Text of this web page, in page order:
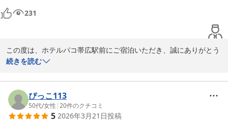
ける料理を提供して参ります。
次回も当ホテルのご利用をお待ちしております。
ホテルパコ帯広駅前（旧ホテルパコ帯広２）
2026-05-06
231
この度は、ホテルパコ帯広駅前にご宿泊いただき、誠にありがとう
ございます。
モール温泉は北海道遺産に認定されており「美人の湯」とも言わ
れ、保温効果が高くお肌もつるつるになります。次回ご宿泊の際
も、日頃の疲れをモール温泉で癒していただけると幸いです。
次回のご利用を、心よりお待ち申し上げております。
続きを読む
ぴっこ113
50代/女性 |20件のクチコミ
5 2026年3月21日投稿